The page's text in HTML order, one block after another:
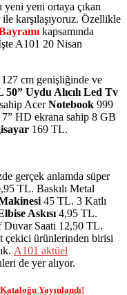
yeni ortaya çıkan
karşılaşıyoruz. Özellikle
kapsamında
A101 20 Nisan
127 cm genişliğinde ve
Uydu Alıcılı Led Tv
AcerNotebook 999
HD ekrana sahip 8 GB
169 TL.
gerçek anlamda süper
TL. Baskılı Metal
45 TL. 3 Katlı
Askısı 4,95 TL.
Saati 12,50 TL.
çekici ürünlerinden birisi
A101 aktüel
de yer alıyor.
Yayınlandı!